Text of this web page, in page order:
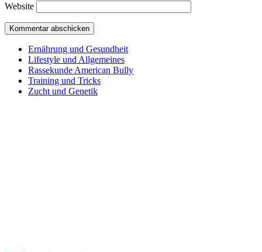
Website
Ernährung und Gesundheit
Lifestyle und Allgemeines
Rassekunde American Bully
Training und Tricks
Zucht und Genetik